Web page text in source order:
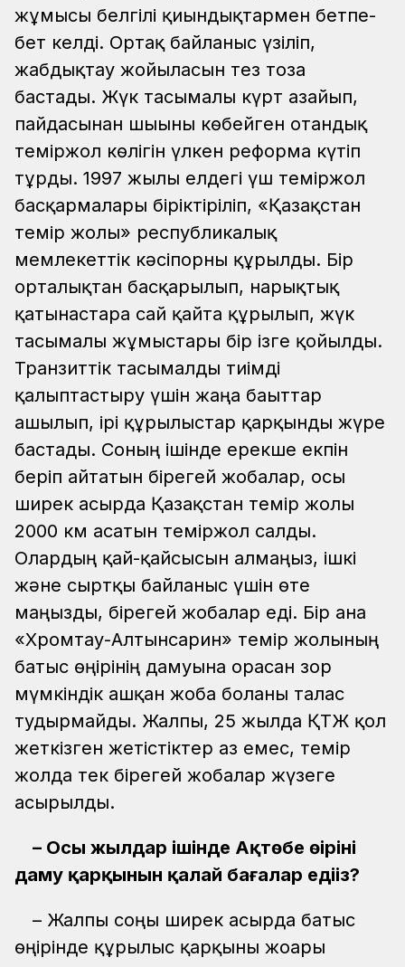
жұмысы белгілі қиындықтармен бетпе-
бет келді. Ортақ байланыс үзіліп,
жабдықтау жойылғасын тез тоза
бастады. Жүк тасымалы күрт азайып,
пайдасынан шығыны көбейген отандық
теміржол көлігін үлкен реформа күтіп
тұрды. 1997 жылы елдегі үш теміржол
басқармалары біріктіріліп, «Қазақстан
темір жолы» республикалық
мемлекеттік кәсіпорны құрылды. Бір
орталықтан басқарылып, нарықтық
қатынастарға сай қайта құрылып, жүк
тасымалы жұмыстары бір ізге қойылды.
Транзиттік тасымалды тиімді
қалыптастыру үшін жаңа бағыттар
ашылып, ірі құрылыстар қарқынды жүре
бастады. Соның ішінде ерекше екпін
беріп айтатын бірегей жобалар, осы
ширек ғасырда Қазақстан темір жолы
2000 км асатын теміржол салды.
Олардың қай-қайсысын алмаңыз, ішкі
және сыртқы байланыс үшін өте
маңызды, бірегей жобалар еді. Бір ғана
«Хромтау-Алтынсарин» темір жолының
батыс өңірінің дамуына орасан зор
мүмкіндік ашқан жоба болғаны талас
тудырмайды. Жалпы, 25 жылда ҚТЖ қол
жеткізген жетістіктер аз емес, темір
жолда тек бірегей жобалар жүзеге
асырылды.
– Осы жылдар ішінде Ақтөбе өңірінің
даму қарқынын қалай бағалар едіңіз?
– Жалпы соңғы ширек ғасырда батыс
өңірінде құрылыс қарқыны жоғары